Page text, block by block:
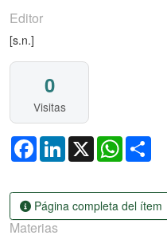
Editor
[s.n.]
0
Visitas
FacebookLinkedIn
X WhatsApp
Página completa del ítem
Materias